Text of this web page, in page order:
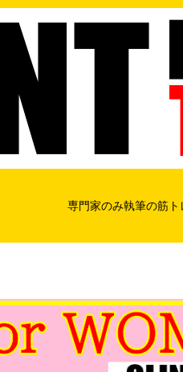
専門家のみ執筆の筋